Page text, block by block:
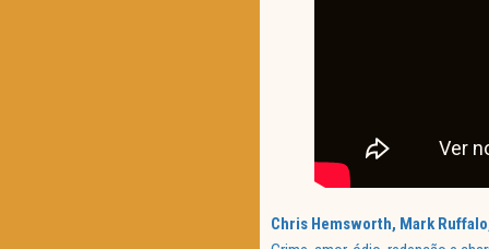
Chris Hemsworth, Mark